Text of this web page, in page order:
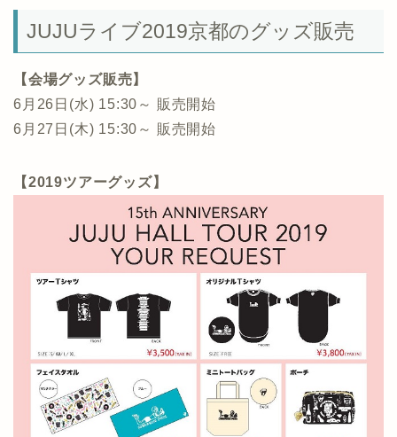
JUJUライブ2019京都のグッズ販売
【会場グッズ販売】
6月26日(水) 15:30～ 販売開始
6月27日(木) 15:30～ 販売開始
【2019ツアーグッズ】